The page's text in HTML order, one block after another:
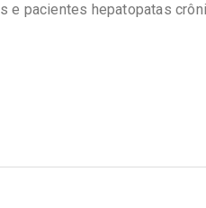
e pacientes hepatopatas